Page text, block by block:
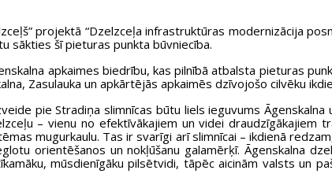
projektā “Dzelzceļa infrastruktūras modernizācija
sākties šī pieturas punkta būvniecība.
apkaimes biedrību, kas pilnībā atbalsta pieturas
Zasulauka un apkārtējās apkaimēs dzīvojošo cilvēku
pie Stradiņa slimnīcas būtu liels ieguvums
– vienu no efektīvākajiem un videi draudzīgākajiem
mugurkaulu. Tas ir svarīgi arī slimnīcai – ikdienā
orientēšanos un nokļūšanu galamērķī. Āgenskalna
mūsdienīgāku pilsētvidi, tāpēc aicinām valsts un